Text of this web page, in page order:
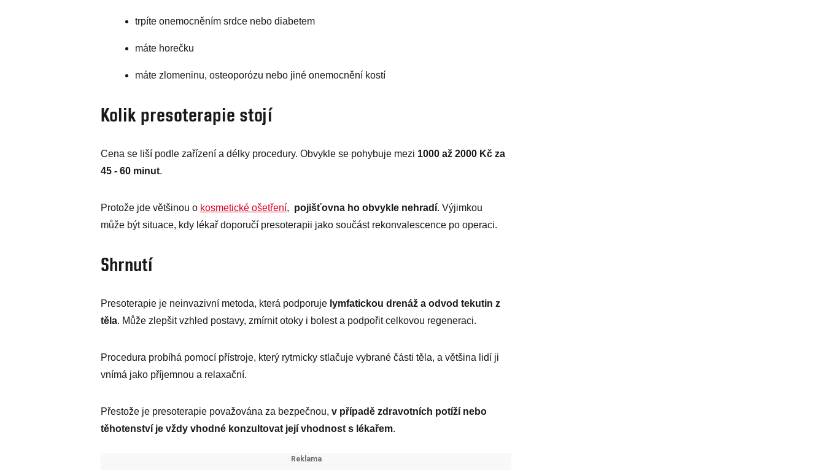
trpíte onemocněním srdce nebo diabetem
máte horečku
máte zlomeninu, osteoporózu nebo jiné onemocnění kostí
Kolik presoterapie stojí
Cena se liší podle zařízení a délky procedury. Obvykle se pohybuje mezi 1000 až 2000 Kč za
45 - 60 minut.
Protože jde většinou o kosmetické ošetření, pojišťovna ho obvykle nehradí. Výjimkou
může být situace, kdy lékař doporučí presoterapii jako součást rekonvalescence po operaci.
Shrnutí
Presoterapie je neinvazivní metoda, která podporuje lymfatickou drenáž a odvod tekutin z
těla. Může zlepšit vzhled postavy, zmírnit otoky i bolest a podpořit celkovou regeneraci.
Procedura probíhá pomocí přístroje, který rytmicky stlačuje vybrané části těla, a většina lidí ji
vnímá jako příjemnou a relaxační.
Přestože je presoterapie považována za bezpečnou, v případě zdravotních potíží nebo
těhotenství je vždy vhodné konzultovat její vhodnost s lékařem.